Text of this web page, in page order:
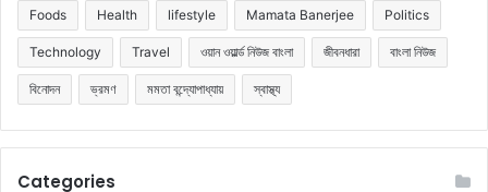
Foods Health lifestyle Mamata Banerjee Politics
Technology Travel ওয়ান ওয়ার্ল্ড নিউজ বাংলা জীবনধারা বাংলা নিউজ
বিনোদন ভ্রমণ মমতা বন্দ্যোপাধ্যায় স্বাস্থ্য
Categories